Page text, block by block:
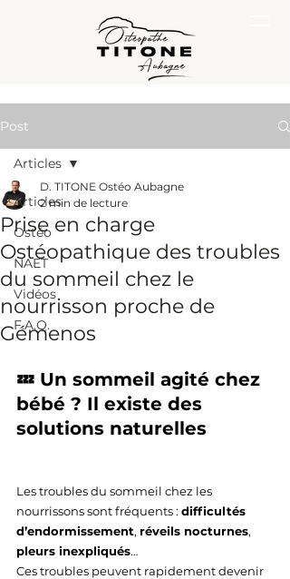
Post
Articles
Ostéo
NAET
Vidéos
F.A.Q.
Articles
Prise en charge
Ostéopathique des troubles
du sommeil chez le
nourrisson proche de
Gémenos
D. TITONE Ostéo Aubagne
2 min de lecture
💤 Un sommeil agité chez
bébé ? Il existe des
solutions naturelles
Les troubles du sommeil chez les
nourrissons sont fréquents : difficultés
d’endormissement, réveils nocturnes,
pleurs inexpliqués…
Ces troubles peuvent rapidement devenir